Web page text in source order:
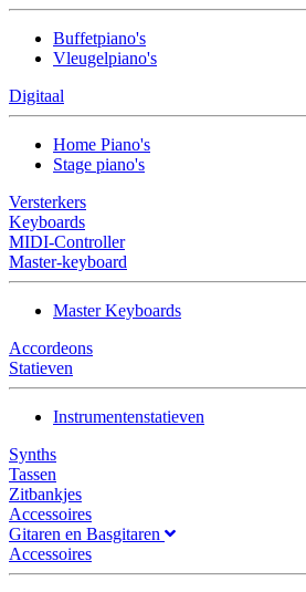
Buffetpiano's
Vleugelpiano's
Digitaal
Home Piano's
Stage piano's
Versterkers
Keyboards
MIDI-Controller
Master-keyboard
Master Keyboards
Accordeons
Statieven
Instrumentenstatieven
Synths
Tassen
Zitbankjes
Accessoires
Gitaren en Basgitaren
Accessoires